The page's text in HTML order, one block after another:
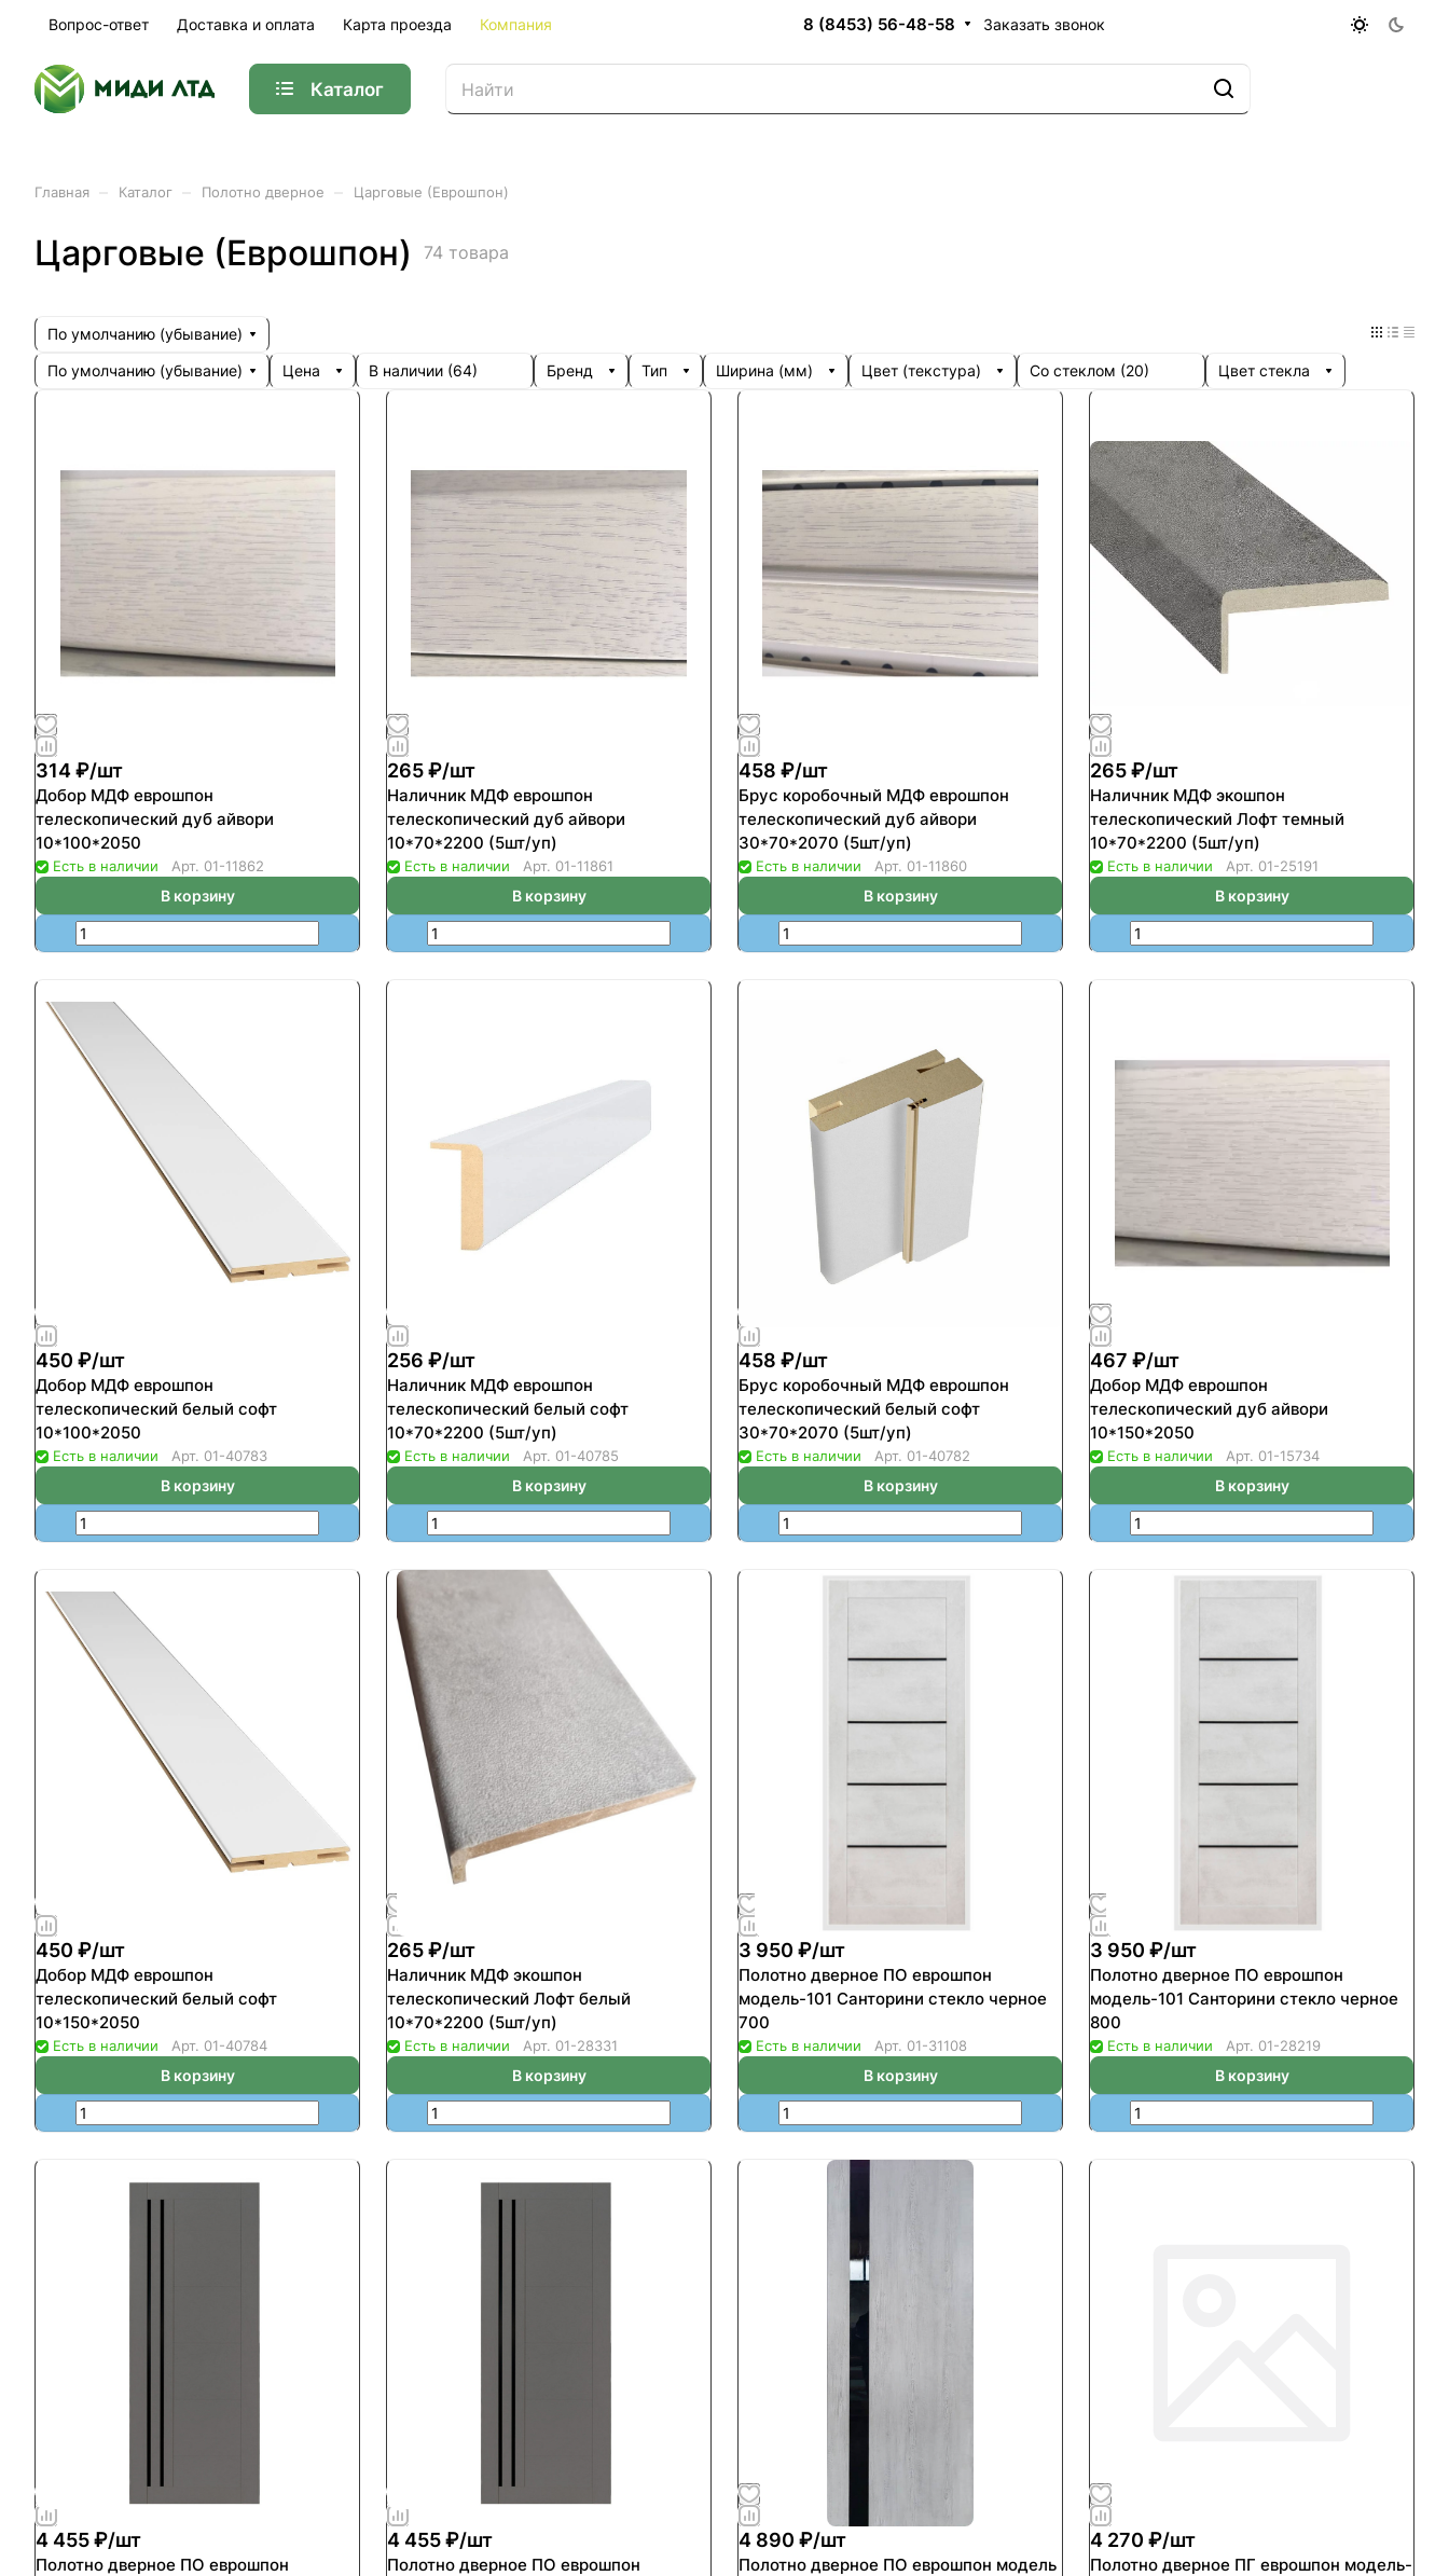
Вопрос-ответ Доставка и оплата Карта проезда Компания 8 (8453) 56-48-58 Заказать звонок
Каталог
Главная Каталог Полотно дверное Царговые (Еврошпон)
Царговые (Еврошпон) 74 товара
По умолчанию (убывание)
По умолчанию (убывание)
Цена В наличии (64) Бренд Тип Ширина (мм) Цвет (текстура) Со стеклом (20) Цвет стекла
314 ₽/шт
Добор МДФ еврошпон
телескопический дуб айвори
10*100*2050
Есть в наличии Арт. 01-11862
В корзину
265 ₽/шт
Наличник МДФ еврошпон
телескопический дуб айвори
10*70*2200 (5шт/уп)
Есть в наличии Арт. 01-11861
В корзину
458 ₽/шт
Брус коробочный МДФ еврошпон
телескопический дуб айвори
30*70*2070 (5шт/уп)
Есть в наличии Арт. 01-11860
В корзину
265 ₽/шт
Наличник МДФ экошпон
телескопический Лофт темный
10*70*2200 (5шт/уп)
Есть в наличии Арт. 01-25191
В корзину
450 ₽/шт
Добор МДФ еврошпон
телескопический белый софт
10*100*2050
Есть в наличии Арт. 01-40783
В корзину
256 ₽/шт
Наличник МДФ еврошпон
телескопический белый софт
10*70*2200 (5шт/уп)
Есть в наличии Арт. 01-40785
В корзину
458 ₽/шт
Брус коробочный МДФ еврошпон
телескопический белый софт
30*70*2070 (5шт/уп)
Есть в наличии Арт. 01-40782
В корзину
467 ₽/шт
Добор МДФ еврошпон
телескопический дуб айвори
10*150*2050
Есть в наличии Арт. 01-15734
В корзину
450 ₽/шт
Добор МДФ еврошпон
телескопический белый софт
10*150*2050
Есть в наличии Арт. 01-40784
В корзину
265 ₽/шт
Наличник МДФ экошпон
телескопический Лофт белый
10*70*2200 (5шт/уп)
Есть в наличии Арт. 01-28331
В корзину
3 950 ₽/шт
Полотно дверное ПО еврошпон
модель-101 Санторини стекло черное
700
Есть в наличии Арт. 01-31108
В корзину
3 950 ₽/шт
Полотно дверное ПО еврошпон
модель-101 Санторини стекло черное
800
Есть в наличии Арт. 01-28219
В корзину
4 455 ₽/шт
Полотно дверное ПО еврошпон
4 455 ₽/шт
Полотно дверное ПО еврошпон
4 890 ₽/шт
Полотно дверное ПО еврошпон модель
4 270 ₽/шт
Полотно дверное ПГ еврошпон модель-